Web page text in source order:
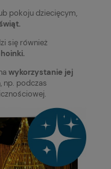
pokoju dziecięcym,
się również
wykorzystanie jej
, np. podczas